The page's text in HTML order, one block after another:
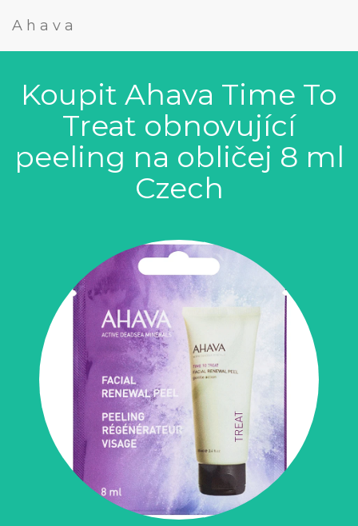
Ahava
Koupit Ahava Time To
Treat obnovující
peeling na obličej 8 ml
Czech